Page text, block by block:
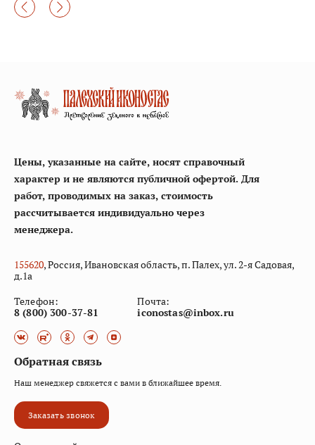
Цены, указанные на сайте, носят справочный
характер и не являются публичной офертой. Для
работ, проводимых на заказ, стоимость
рассчитывается индивидуально через
менеджера.
155620, Россия, Ивановская область, п. Палех, ул. 2-я Садовая,
д.1а
Телефон:
8 (800) 300-37-81
Почта:
iconostas@inbox.ru
Обратная связь
Наш менеджер свяжется с вами в ближайшее время.
Заказать звонок